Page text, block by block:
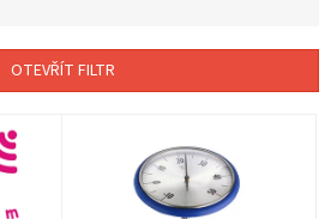
OTEVŘÍT FILTR